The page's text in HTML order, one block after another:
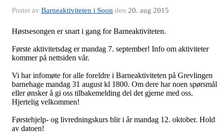
Postet av Barneaktiviteten i Soon den 20. aug 2015
Høstsesongen er snart i gang for Barneaktiviteten.
Første aktivitetsdag er mandag 7. september! Info om aktiviteter
kommer på nettsiden vår.
Vi har infomøte for alle foreldre i Barneaktiviteten på Grevlingen
barnehage mandag 31 august kl 1800. Om dere har noen spørsmål
eller ønsker å gi oss tilbakemelding del det gjerne med oss.
Hjertelig velkommen!
Førstehjelp- og livredningskurs blir i år mandag 12. oktober. Hold
av datoen!